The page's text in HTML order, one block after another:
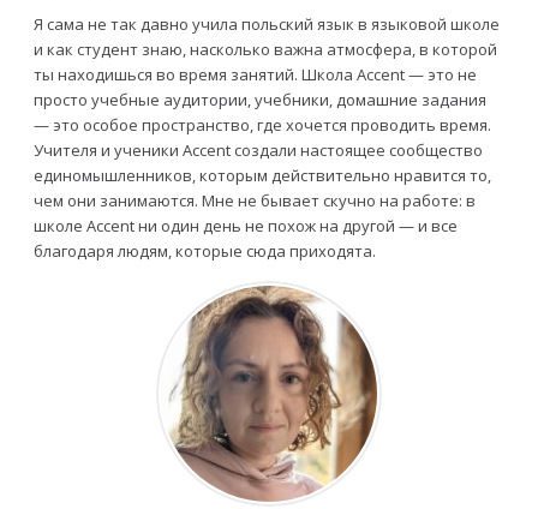
Я сама не так давно учила польский язык в языковой школе
и как студент знаю, насколько важна атмосфера, в которой
ты находишься во время занятий. Школа Accent — это не
просто учебные аудитории, учебники, домашние задания
— это особое пространство, где хочется проводить время.
Учителя и ученики Accent создали настоящее сообщество
единомышленников, которым действительно нравится то,
чем они занимаются. Мне не бывает скучно на работе: в
школе Accent ни один день не похож на другой — и все
благодаря людям, которые сюда приходятa.